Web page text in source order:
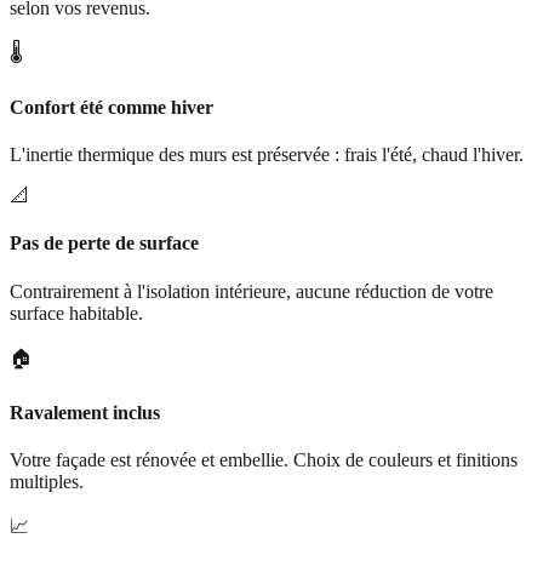
selon vos revenus.
🌡️
Confort été comme hiver
L'inertie thermique des murs est préservée : frais l'été, chaud l'hiver.
📐
Pas de perte de surface
Contrairement à l'isolation intérieure, aucune réduction de votre
surface habitable.
🏠
Ravalement inclus
Votre façade est rénovée et embellie. Choix de couleurs et finitions
multiples.
📈